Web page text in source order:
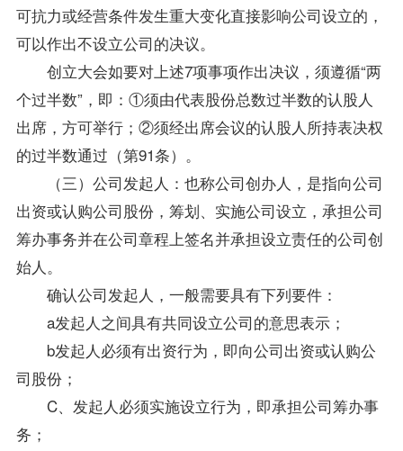
可抗力或经营条件发生重大变化直接影响公司设立的，
可以作出不设立公司的决议。
创立大会如要对上述7项事项作出决议，须遵循“两
个过半数”，即：①须由代表股份总数过半数的认股人
出席，方可举行；②须经出席会议的认股人所持表决权
的过半数通过（第91条）。
（三）公司发起人：也称公司创办人，是指向公司
出资或认购公司股份，筹划、实施公司设立，承担公司
筹办事务并在公司章程上签名并承担设立责任的公司创
始人。
确认公司发起人，一般需要具有下列要件：
a发起人之间具有共同设立公司的意思表示；
b发起人必须有出资行为，即向公司出资或认购公
司股份；
C、发起人必须实施设立行为，即承担公司筹办事
务；